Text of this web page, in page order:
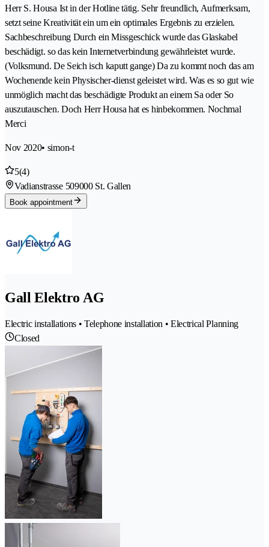
Herr S. Housa Ist in der Hotline tätig. Sehr freundlich, Aufmerksam,
setzt seine Kreativität ein um ein optimales Ergebnis zu erzielen.
Sachbeschreibung Durch ein Missgeschick wurde das Glaskabel
beschädigt. so das kein Internetverbindung gewährleistet wurde.
(Volksmund. De Seich isch kaputt gange) Da zu kommt noch das am
Wochenende kein Physischer-dienst geleistet wird. Was es so gut wie
unmöglich macht das beschädigte Produkt an einem Sa oder So
auszutauschen. Doch Herr Housa hat es hinbekommen. Nochmal
Merci
Nov 2020• simon-t
5(4)
Vadianstrasse 509000 St. Gallen
Book appointment
Gall Elektro AG
Electric installations • Telephone installation • Electrical Planning
Closed